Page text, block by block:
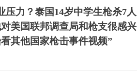
压力？泰国14岁中学生枪杀7人
美国联邦调查局和枪支很感兴
其他国家枪击事件视频”